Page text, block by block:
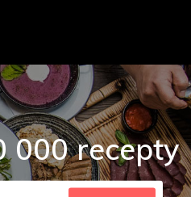
000 recepty